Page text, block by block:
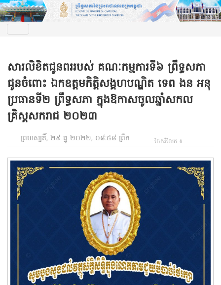
សារលិខិតជូនពររបស់ គណៈកម្មការទី៦ ព្រឹទ្ធសភា
ជូនចំពោះ ឯកឧត្តមកិត្តិសង្គហបណ្ឌិត ទេព ងន អនុ
ប្រធានទី២ ព្រឹទ្ធសភា ក្នុងឱកាសចូលឆ្នាំសកល
គ្រិស្គសករាជ ២០២៣
ព្រហស្បតិ៍, ២៩ ធ្នូ ២០២២, ០៨:៥៨ ព្រឹក ចែករំលែក ៖